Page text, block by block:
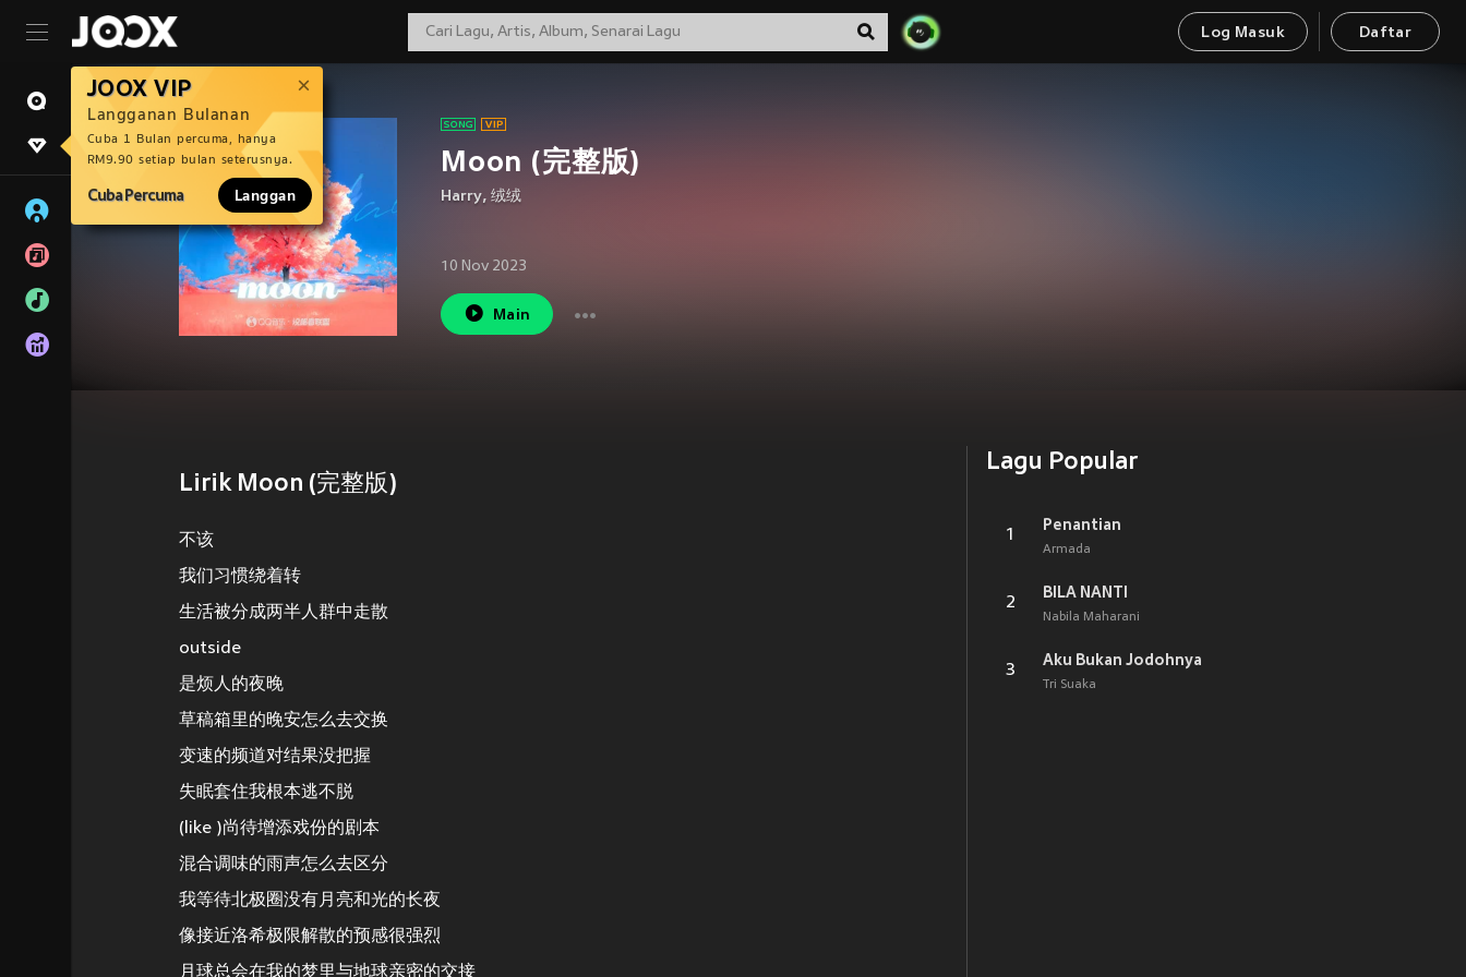
Log Masuk Daftar
JOOX VIP
Langganan Bulanan
Cuba 1 Bulan percuma, hanya
RM9.90 setiap bulan seterusnya.
Cuba Percuma Langgan
Moon (完整版)
Harry, 绒绒
10 Nov 2023
Main
Lirik Moon (完整版)
不该
我们习惯绕着转
生活被分成两半人群中走散
outside
是烦人的夜晚
草稿箱里的晚安怎么去交换
变速的频道对结果没把握
失眠套住我根本逃不脱
(like )尚待增添戏份的剧本
混合调味的雨声怎么去区分
我等待北极圈没有月亮和光的长夜
像接近洛希极限解散的预感很强烈
月球总会在我的梦里与地球亲密的交接
Lagu Popular
1
Penantian
Armada
2
BILA NANTI
Nabila Maharani
3
Aku Bukan Jodohnya
Tri Suaka